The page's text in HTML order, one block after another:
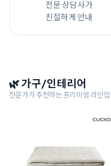
전문 상담사가
친절하게 안내
🌿 가구/인테리어
전문가가 추천하는 프리미엄 라인업